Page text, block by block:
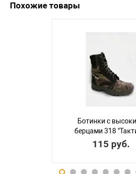
Похожие товары
Ботинки с
берцами 318
115 руб.